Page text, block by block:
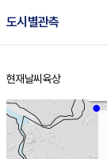
도시별관측
홈
현재날씨 육상